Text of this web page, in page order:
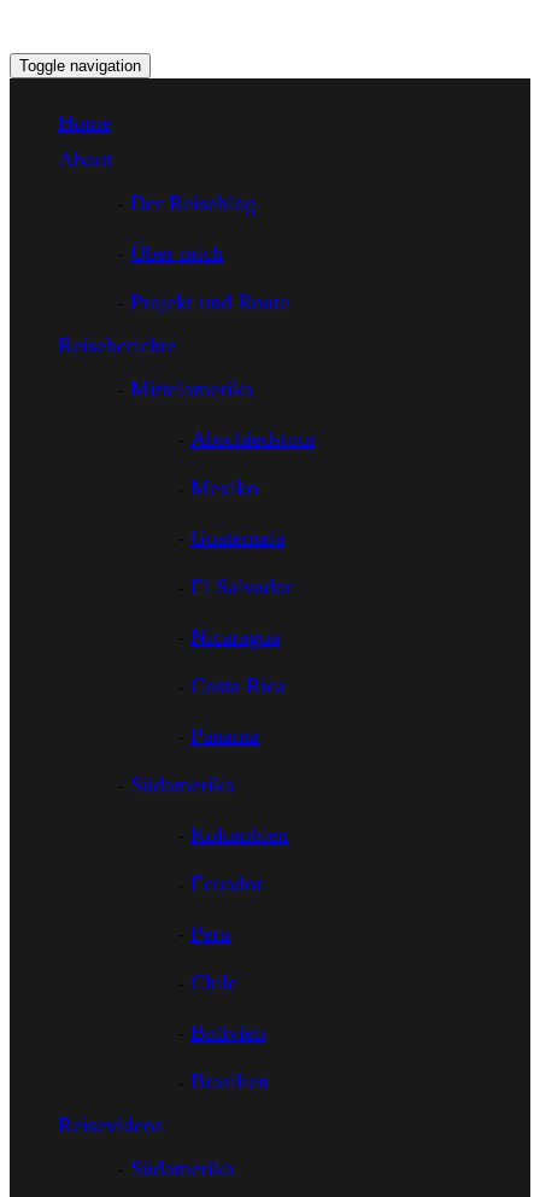
Toggle navigation
Home
About
Der Reiseblog
Über mich
Projekt und Route
Reiseberichte
Mittelamerika
Abschiedstour
Mexiko
Guatemala
El Salvador
Nicaragua
Costa Rica
Panama
Südamerika
Kolumbien
Ecuador
Peru
Chile
Bolivien
Brasilien
Reisevideos
Südamerika